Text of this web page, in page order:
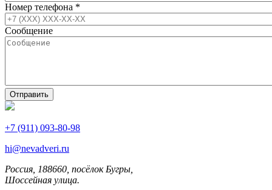
Номер телефона *
Сообщение
+7 (911) 093-80-98
hi@nevadveri.ru
Россия, 188660, посёлок Бугры,
Шоссейная улица.